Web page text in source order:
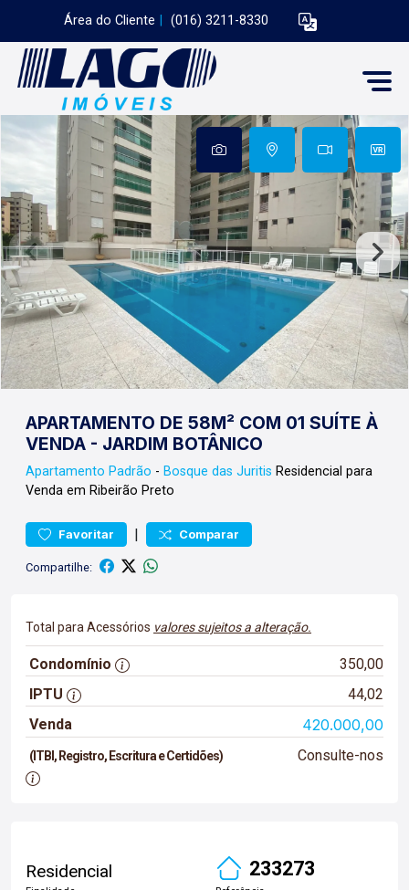
Área do Cliente (016) 3211-8330
APARTAMENTO DE 58M² COM 01 SUÍTE À
VENDA - JARDIM BOTÂNICO
Apartamento Padrão - Bosque das Juritis Residencial para
Venda em Ribeirão Preto
Favoritar | Comparar
Compartilhe:
Total para Acessórios valores sujeitos a alteração.
Condomínio
350,00
IPTU
44,02
Venda
420.000,00
(ITBI, Registro, Escritura e Certidões) Consulte-nos
Residencial 233273